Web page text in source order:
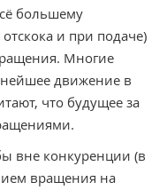
большему
и при подаче)
Многие
движение в
что будущее за
вне конкуренции (в
вращения на